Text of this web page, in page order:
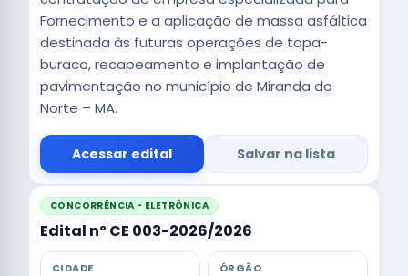
Fornecimento e a aplicação de massa asfáltica
destinada às futuras operações de tapa-
buraco, recapeamento e implantação de
pavimentação no município de Miranda do
Norte – MA.
Acessar edital Salvar na lista
CONCORRÊNCIA - ELETRÔNICA
Edital nº CE 003-2026/2026
CIDADE ÓRGÃO